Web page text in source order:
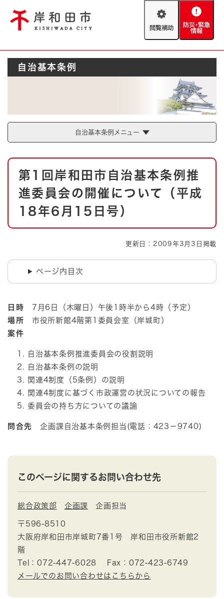
閲
助
防
緊
情
報
Foreign language
とじる
防災・緊急情報
AED設置箇所
とじる
自治基本条例
自治基本条例メニュー
本
第1回岸和田市自治基本条例推
進委員会の開催について（平成
18年6月15日号）
更新日：2009年3月3日掲載
ページ内目次
日時 7月6日（木曜日）午後1時半から4時（予定）
場所 市役所新館4階第1委員会室（岸城町）
案件
自治基本条例推進委員会の役割説明
自治基本条例の説明
関連4制度（5条例）の説明
関連4制度に基づく市政運営の状況についての報告
委員会の持ち方についての議論
問合先 企画課自治基本条例担当(電話：423－9740)
このページに関するお問い合わせ先
総合政策部 企画課 企画担当
〒596-8510
大阪府岸和田市岸城町7番1号 岸和田市役所新館2
階
Tel：072-447-6028
Fax：072-423-6749
メールでのお問い合わせはこちらから